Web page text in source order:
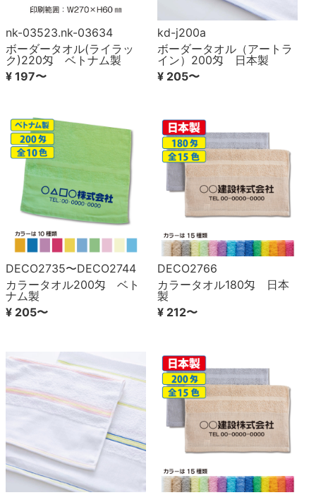
nk-03523.nk-03634
ボーダータオル(ライラッ
ク)220匁 ベトナム製
¥ 197〜
kd-j200a
ボーダータオル（アートラ
イン）200匁 日本製
¥ 205〜
DECO2735〜DECO2744
カラータオル200匁 ベト
ナム製
¥ 205〜
DECO2766
カラータオル180匁 日本
製
¥ 212〜